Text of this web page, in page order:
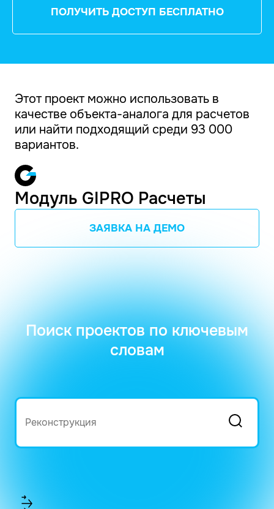
ПОЛУЧИТЬ ДОСТУП БЕСПЛАТНО
Этот проект можно использовать в
качестве объекта-аналога для расчетов
или найти подходящий среди 93 000
вариантов.
Модуль GIPRO Расчеты
ЗАЯВКА НА ДЕМО
Поиск проектов по ключевым
словам